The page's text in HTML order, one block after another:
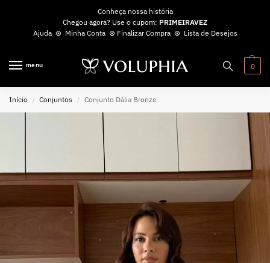
Conheça nossa história
Chegou agora? Use o cupom: PRIMEIRAVEZ
Ajuda⊛ Minha Conta⊛ Finalizar Compra⊛ Lista de Desejos
menu 0
Início / Conjuntos / Conjunto Dália Bronze